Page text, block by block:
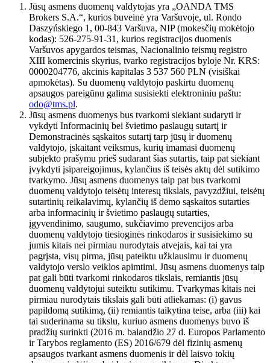
Jūsų asmens duomenų valdytojas yra „OANDA TMS
Brokers S.A.“, kurios buveinė yra Varšuvoje, ul. Rondo
Daszyńskiego 1, 00-843 Varšuva, NIP (mokesčių mokėtojo
kodas): 526-275-91-31, kurios registracijos duomenis
Varšuvos apygardos teismas, Nacionalinio teismų registro
XIII komercinis skyrius, tvarko registracijos byloje Nr. KRS:
0000204776, akcinis kapitalas 3 537 560 PLN (visiškai
apmokėtas). Su duomenų valdytojo paskirtu duomenų
apsaugos pareigūnu galima susisiekti elektroniniu paštu:
odo@tms.pl.
Jūsų asmens duomenys bus tvarkomi siekiant sudaryti ir
vykdyti Informacinių bei švietimo paslaugų sutartį ir
Demonstracinės sąskaitos sutartį tarp jūsų ir duomenų
valdytojo, įskaitant veiksmus, kurių imamasi duomenų
subjekto prašymu prieš sudarant šias sutartis, taip pat siekiant
įvykdyti įsipareigojimus, kylančius iš teisės aktų dėl sutikimo
tvarkymo. Jūsų asmens duomenys taip pat bus tvarkomi
duomenų valdytojo teisėtų interesų tikslais, pavyzdžiui, teisėtų
sutartinių reikalavimų, kylančių iš demo sąskaitos sutarties
arba informacinių ir švietimo paslaugų sutarties,
įgyvendinimo, saugumo, sukčiavimo prevencijos arba
duomenų valdytojo tiesioginės rinkodaros ir susisiekimo su
jumis kitais nei pirmiau nurodytais atvejais, kai tai yra
pagrįsta, visų pirma, jūsų pateiktu užklausimu ir duomenų
valdytojo verslo veiklos apimtimi. Jūsų asmens duomenys taip
pat gali būti tvarkomi rinkodaros tikslais, remiantis jūsų
duomenų valdytojui suteiktu sutikimu. Tvarkymas kitais nei
pirmiau nurodytais tikslais gali būti atliekamas: (i) gavus
papildomą sutikimą, (ii) remiantis taikytina teise, arba (iii) kai
tai suderinama su tikslu, kuriuo asmens duomenys buvo iš
pradžių surinkti (2016 m. balandžio 27 d. Europos Parlamento
ir Tarybos reglamento (ES) 2016/679 dėl fizinių asmenų
apsaugos tvarkant asmens duomenis ir dėl laisvo tokių